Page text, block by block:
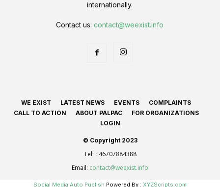
internationally.
Contact us:contact@weexist.info
WE EXIST LATEST NEWS EVENTS
COMPLAINTS
CALL TO ACTION
ABOUT PALPAC
FOR ORGANIZATIONS
LOGIN
© Copyright 2023
Tel: +46707884388
Email: contact@weexist.info
Social Media Auto Publish Powered By : XYZScripts.com